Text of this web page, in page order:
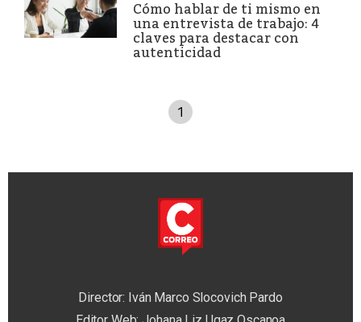
Cómo hablar de ti mismo en
una entrevista de trabajo: 4
claves para destacar con
autenticidad
1
Director: Iván Marco Slocovich Pardo